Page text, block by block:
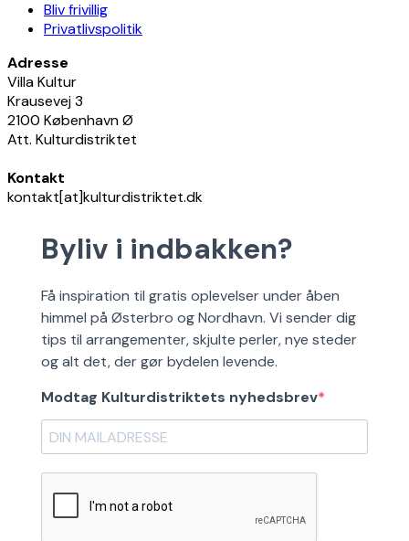
Bliv frivillig
Privatlivspolitik
Adresse
Villa Kultur
Krausevej 3
2100 København Ø
Att. Kulturdistriktet
Kontakt
kontakt[at]kulturdistriktet.dk
Byliv i indbakken?
Få inspiration til gratis oplevelser under åben
himmel på Østerbro og Nordhavn. Vi sender dig
tips til arrangementer, skjulte perler, nye steder
og alt det, der gør bydelen levende.
Modtag Kulturdistriktets nyhedsbrev